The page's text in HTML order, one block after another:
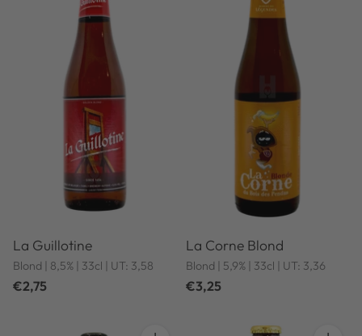
La Guillotine
Blond | 8,5% | 33cl | UT: 3,58
€2,75
La Corne Blond
Blond | 5,9% | 33cl | UT: 3,36
€3,25